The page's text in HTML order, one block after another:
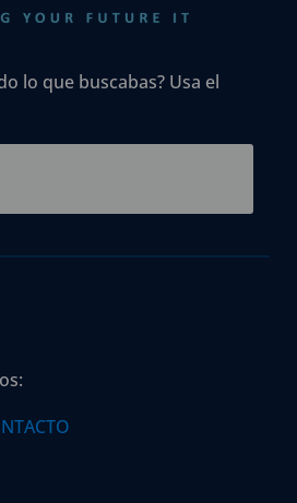
lo que buscabas? Usa el